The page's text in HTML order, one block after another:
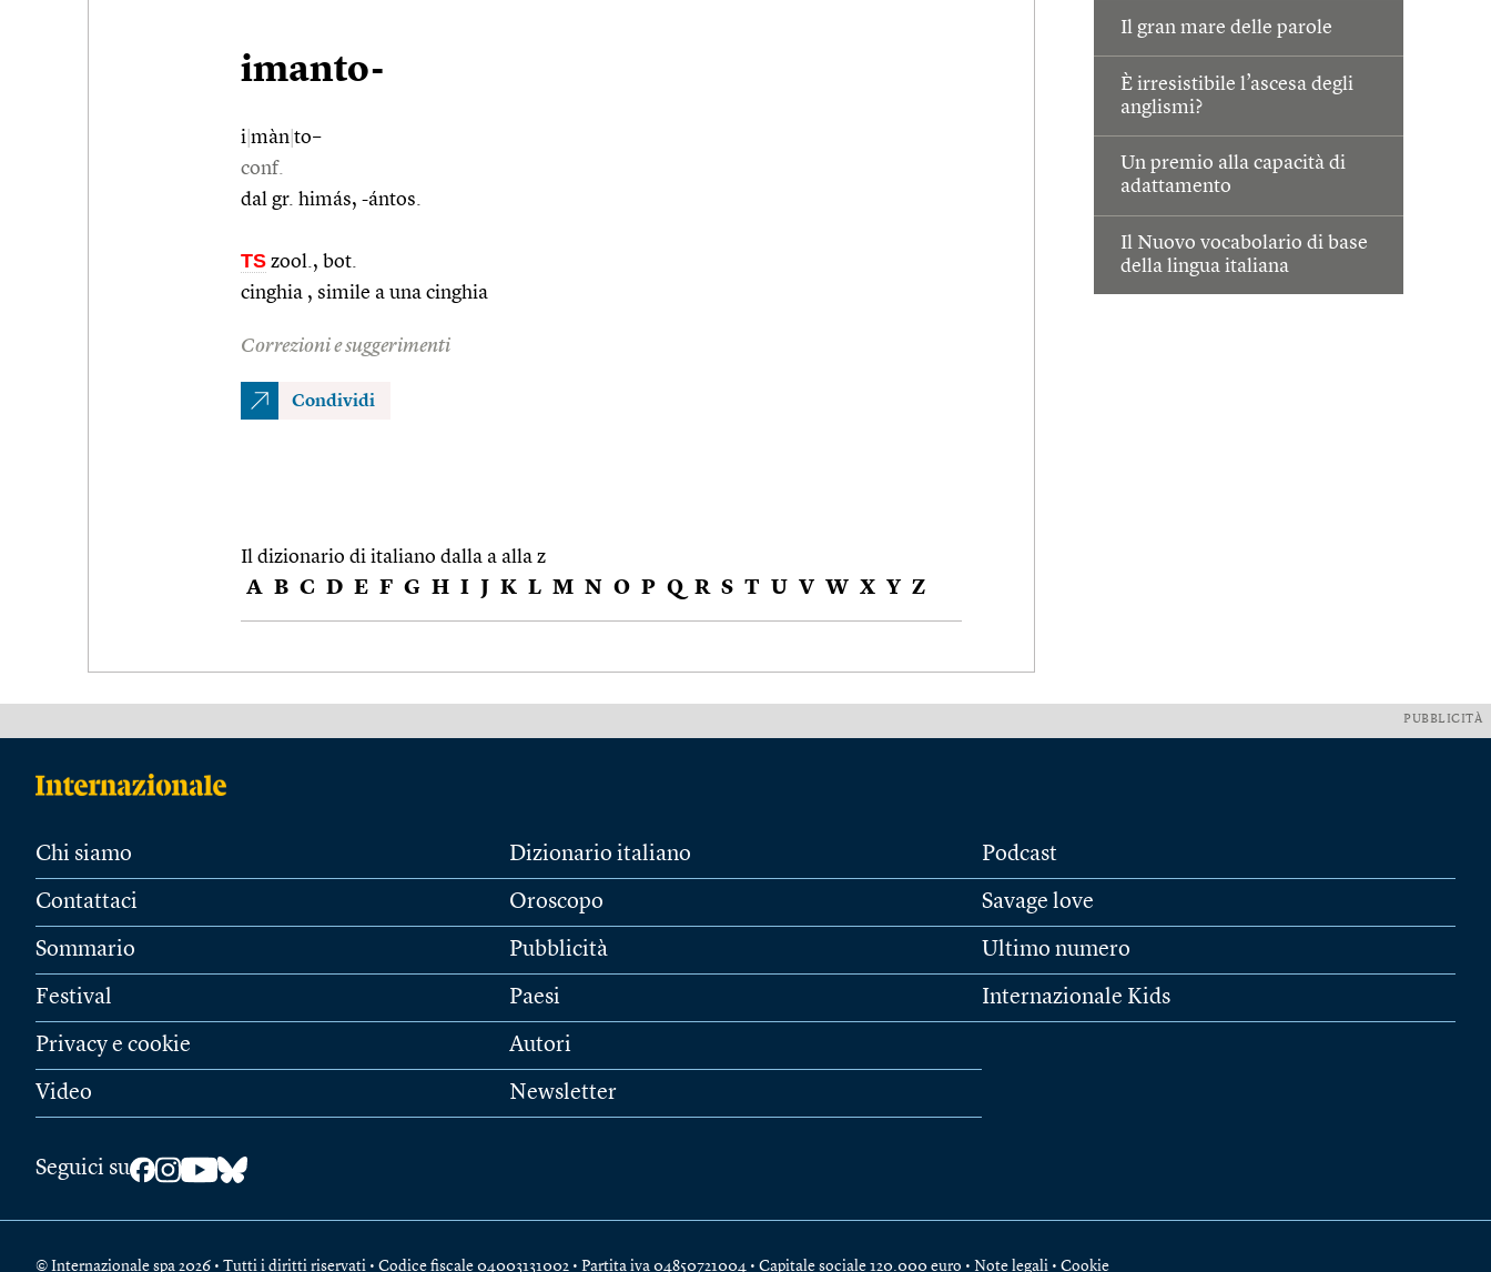
Il gran mare delle parole
È irresistibile l’ascesa degli
anglismi?
Un premio alla capacità di
adattamento
Il Nuovo vocabolario di base
della lingua italiana
imanto-
i màn to–
conf.
dal gr. himás, -ántos.
TS zool., bot.
cinghia , simile a una cinghia
Correzioni e suggerimenti
Condividi
Il dizionario di italiano dalla a alla z
A B C D E F G H I J K L M N O P Q R S T U V W X Y Z
PUBBLICITÀ
Chi siamo
Contattaci
Sommario
Festival
Privacy e cookie
Video
Dizionario italiano
Oroscopo
Pubblicità
Paesi
Autori
Newsletter
Podcast
Savage love
Ultimo numero
Internazionale Kids
Seguici su
© Internazionale spa 2026 • Tutti i diritti riservati • Codice fiscale 04003131002 • Partita iva 04850721004 • Capitale sociale 120.000 euro • Note legali • Cookie